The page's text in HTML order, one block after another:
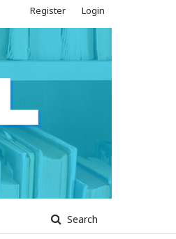
Search
Register Login